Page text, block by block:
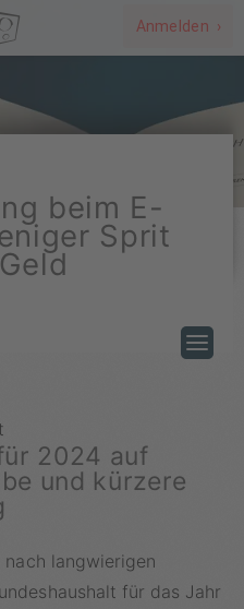
Anmelden ›
beim E-
Sprit
2024 auf
und kürzere
langwierigen
für das Jahr